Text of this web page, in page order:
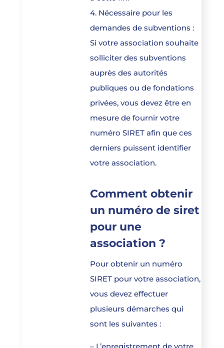
4. Nécessaire pour les
demandes de subventions :
Si votre association souhaite
solliciter des subventions
auprès des autorités
publiques ou de fondations
privées, vous devez être en
mesure de fournir votre
numéro SIRET afin que ces
derniers puissent identifier
votre association.
Comment obtenir
un numéro de siret
pour une
association ?
Pour obtenir un numéro
SIRET pour votre association,
vous devez effectuer
plusieurs démarches qui
sont les suivantes :